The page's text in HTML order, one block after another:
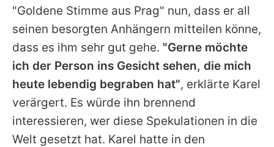
"Goldene Stimme aus Prag" nun, dass er all
seinen besorgten Anhängern mitteilen könne,
dass es ihm sehr gut gehe. "Gerne möchte
ich der Person ins Gesicht sehen, die mich
heute lebendig begraben hat", erklärte Karel
verärgert. Es würde ihn brennend
interessieren, wer diese Spekulationen in die
Welt gesetzt hat. Karel hatte in den